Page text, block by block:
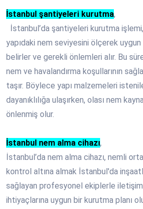
İstanbul şantiyeleri kurutma,
İstanbul’da şantiyeleri kurutma
yapıdaki nem seviyesini ölçerek
belirler ve gerekli önlemleri alır. Bu
nem ve havalandırma koşullarının
taşır. Böylece yapı malzemeleri
dayanıklılığa ulaşırken, olası nem
önlenmiş olur.
İstanbul nem alma cihazı,
İstanbul’da nem alma cihazı, nemli
kontrol altına almak İstanbul'da
sağlayan profesyonel ekiplerle
ihtiyaçlarına uygun bir kurutma planı